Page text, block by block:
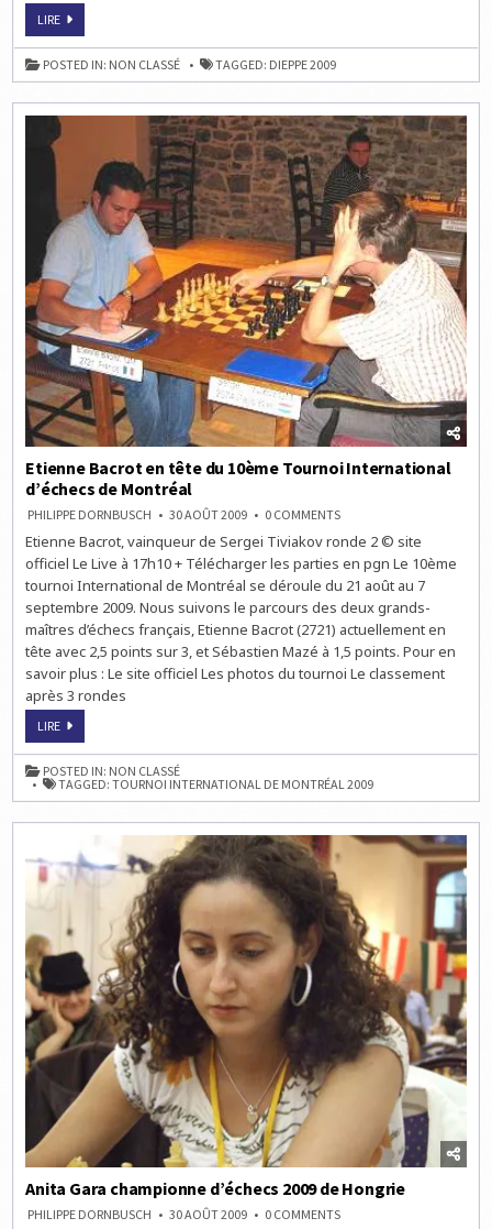
LIREPALME
AU
FESTIVAL
D’ÉCHECS
DE
POSTED IN: NON CLASSÉ TAGGED: DIEPPE 2009
Etienne Bacrot en tête du 10ème Tournoi International
d’échecs de Montréal
PHILIPPE DORNBUSCH 30 AOÛT 2009 0 COMMENTSON
BACROT
TÊTE
DU
10ÈME
TOURNOI
INTERNATIONAL
D’ÉCHECS
DE
MONTRÉAL
Etienne Bacrot, vainqueur de Sergei Tiviakov ronde 2 © site
officiel Le Live à 17h10 + Télécharger les parties en pgn Le 10ème
tournoi International de Montréal se déroule du 21 août au 7
septembre 2009. Nous suivons le parcours des deux grands-
maîtres d’échecs français, Etienne Bacrot (2721) actuellement en
tête avec 2,5 points sur 3, et Sébastien Mazé à 1,5 points. Pour en
savoir plus : Le site officiel Les photos du tournoi Le classement
après 3 rondes
LIREETIENNE
EN
TÊTE
DU
10ÈME
TOURNOI
MONTRÉAL
POSTED IN: NON CLASSÉ
TAGGED:TOURNOI INTERNATIONAL DE MONTRÉAL 2009
Anita Gara championne d’échecs 2009 de Hongrie
PHILIPPE DORNBUSCH 30 AOÛT 2009 0 COMMENTSON